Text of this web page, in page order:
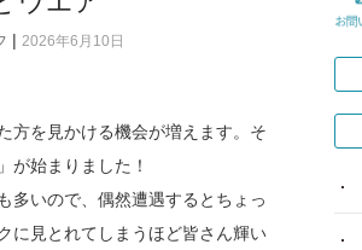
| 2026年6月10日
方を見かける機会が増えます。そ
が始まりました！
多いので、偶然遭遇するとちょっ
に見とれてしまうほど皆さん輝い